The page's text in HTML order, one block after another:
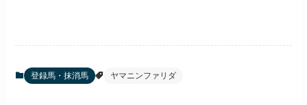
登録馬・抹消馬 ヤマニンファリダ